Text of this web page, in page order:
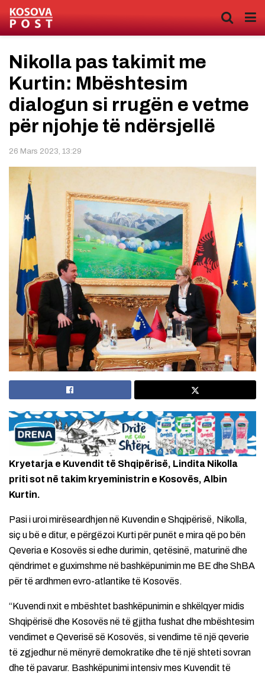
Nikolla pas takimit me
Kurtin: Mbështesim
dialogun si rrugën e vetme
për njohje të ndërsjellë
26 Mars 2023, 13:29
Kryetarja e Kuvendit të Shqipërisë, Lindita Nikolla
priti sot në takim kryeministrin e Kosovës, Albin
Kurtin.
Pasi i uroi mirëseardhjen në Kuvendin e Shqipërisë, Nikolla,
siç u bë e ditur, e përgëzoi Kurti për punët e mira që po bën
Qeveria e Kosovës si edhe durimin, qetësinë, maturinë dhe
qëndrimet e guximshme në bashkëpunimin me BE dhe ShBA
për të ardhmen evro-atlantike të Kosovës.
“Kuvendi nxit e mbështet bashkëpunimin e shkëlqyer midis
Shqipërisë dhe Kosovës në të gjitha fushat dhe mbështesim
vendimet e Qeverisë së Kosovës, si vendime të një qeverie
të zgjedhur në mënyrë demokratike dhe të një shteti sovran
dhe të pavarur. Bashkëpunimi intensiv mes Kuvendit të